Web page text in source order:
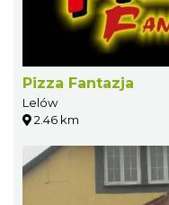
Pizza Fantazja
Lelów
2.46 km